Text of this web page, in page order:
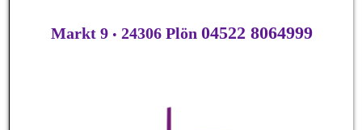
Markt 9 • 24306 Plön 04522 8064999